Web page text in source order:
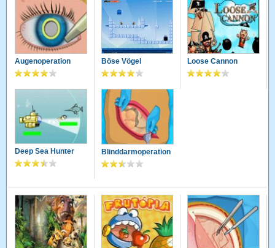
Augenoperation Böse Vögel Loose Cannon
Deep Sea Hunter Blinddarmoperation